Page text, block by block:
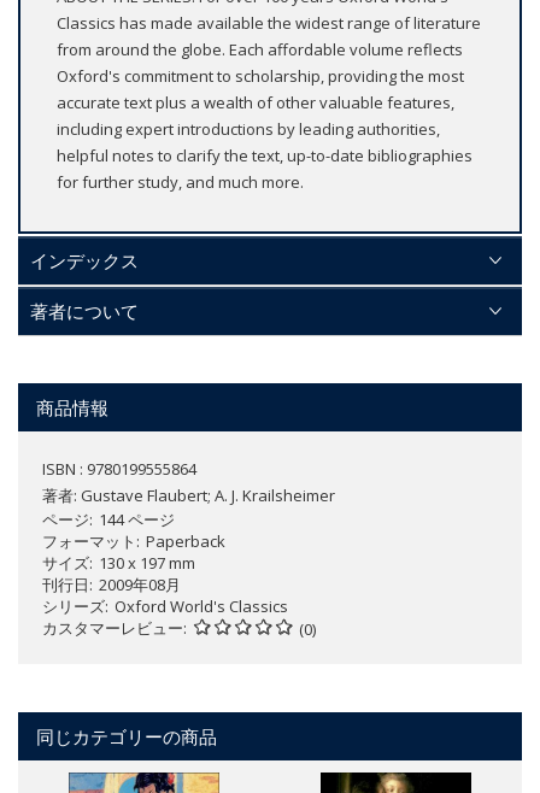
Classics has made available the widest range of literature
from around the globe. Each affordable volume reflects
Oxford's commitment to scholarship, providing the most
accurate text plus a wealth of other valuable features,
including expert introductions by leading authorities,
helpful notes to clarify the text, up-to-date bibliographies
for further study, and much more.
インデックス
著者について
商品情報
ISBN : 9780199555864
著者: Gustave Flaubert; A. J. Krailsheimer
ページ 144 ページ
フォーマット
Paperback
サイズ 130 x 197 mm
刊行日 2009年08月
シリーズ Oxford World's Classics
カスタマーレビュー
(0)
同じカテゴリーの商品